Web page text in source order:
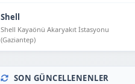
Shell
Shell Kayaönü Akaryakıt İstasyonu
(Gaziantep)
SON GÜNCELLENENLER